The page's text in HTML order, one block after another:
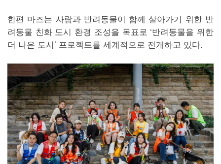
한편 마즈는 사람과 반려동물이 함께 살아가기 위한 반
려동물 친화 도시 환경 조성을 목표로 ‘반려동물을 위한
더 나은 도시’ 프로젝트를 세계적으로 전개하고 있다.